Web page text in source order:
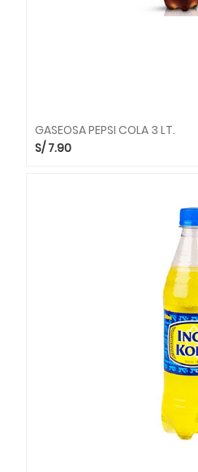
GASEOSA PEPSI COLA 3 LT.
S/7.90